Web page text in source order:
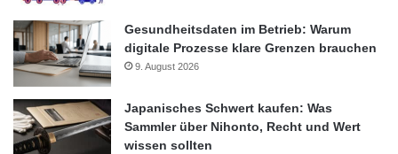
Gesundheitsdaten im Betrieb: Warum
digitale Prozesse klare Grenzen brauchen
9. August 2026
Japanisches Schwert kaufen: Was
Sammler über Nihonto, Recht und Wert
wissen sollten